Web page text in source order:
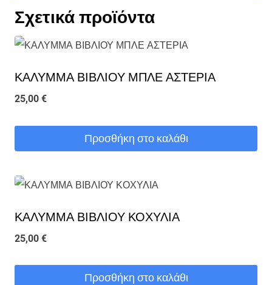
Σχετικά προϊόντα
ΚΑΛΥΜΜΑ ΒΙΒΛΙΟΥ ΜΠΛΕ ΑΣΤΕΡΙΑ
25,00 €
Προσθήκη στο καλάθι
ΚΑΛΥΜΜΑ ΒΙΒΛΙΟΥ ΚΟΧΥΛΙΑ
25,00 €
Προσθήκη στο καλάθι